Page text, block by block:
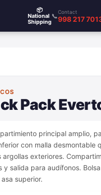
📦
National
Shipping
📞
Contact
998 217
Pack
principal amplio,
con malla desmontable
exteriores.
salida para audífonos.
superior.